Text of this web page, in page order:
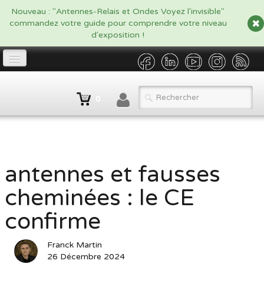
google.com, pub-5479908916438170, DIRECT, f08c47fec0942fa0
Nouveau : "Antennes-Relais et Ondes Voyez l'invisible"
commandez votre guide pour comprendre votre niveau
d'exposition !
Qui sommes nous ?
BLOG
antennes et fausses
cheminées : le CE
confirme
Franck Martin
26 Décembre 2024